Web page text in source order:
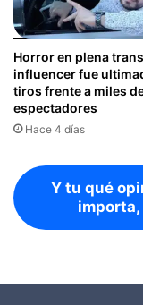
Horror en plena
influencer fue
tiros frente a miles
espectadores
Hace 4 días
Y tu qué
importa,